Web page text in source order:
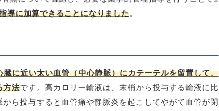
導に加算できることになりました。
臓に近い太い血管（中心静脈）にカテーテルを留置して、
方法です。高カロリー輸液は、末梢から投与する輸液に比
ら投与すると血管痛や静脈炎を起こしてやがて血管が閉